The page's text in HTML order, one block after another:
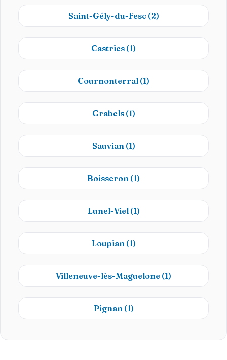
Saint-Gély-du-Fesc (2)
Castries (1)
Cournonterral (1)
Grabels (1)
Sauvian (1)
Boisseron (1)
Lunel-Viel (1)
Loupian (1)
Villeneuve-lès-Maguelone (1)
Pignan (1)